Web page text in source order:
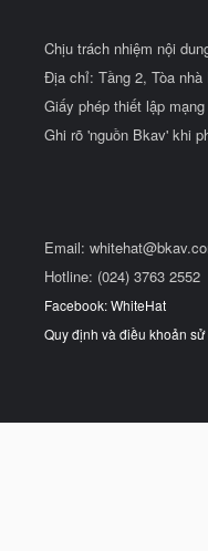
Chịu trách nhiệm nội
Địa chỉ: Tầng 2, Tòa
Giấy phép thiết lập
Ghi rõ 'nguồn Bkav' khi
Email:
Hotline: (024) 3763 2552
Facebook: WhiteHat
Quy định và điều khoản sử